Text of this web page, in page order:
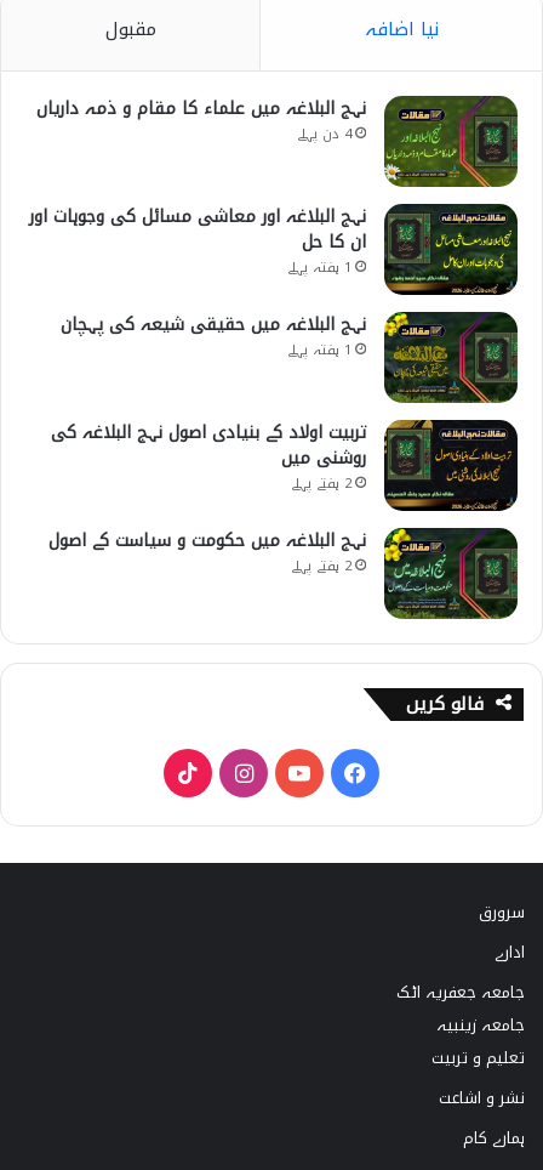
نیا اضافہ مقبول
نہج البلاغہ میں علماء کا مقام و ذمہ داریاں
4 دن پہلے
نہج البلاغہ اور معاشی مسائل کی وجوہات اور
ان کا حل
1 ہفتہ پہلے
نہج البلاغہ میں حقیقی شیعہ کی پہچان
1 ہفتہ پہلے
تربیت اولاد کے بنیادی اصول نہج البلاغہ کی
روشنی میں
2 ہفتے پہلے
نہج البلاغہ میں حکومت و سیاست کے اصول
2 ہفتے پہلے
فالو کریں
F
a
c
Y
o
u
n
s
T
i
k
سرورق
ادارے
جامعہ جعفریہ اٹک
جامعہ زینبیہ
تعلیم و تربیت
نشر و اشاعت
ہمارے کام